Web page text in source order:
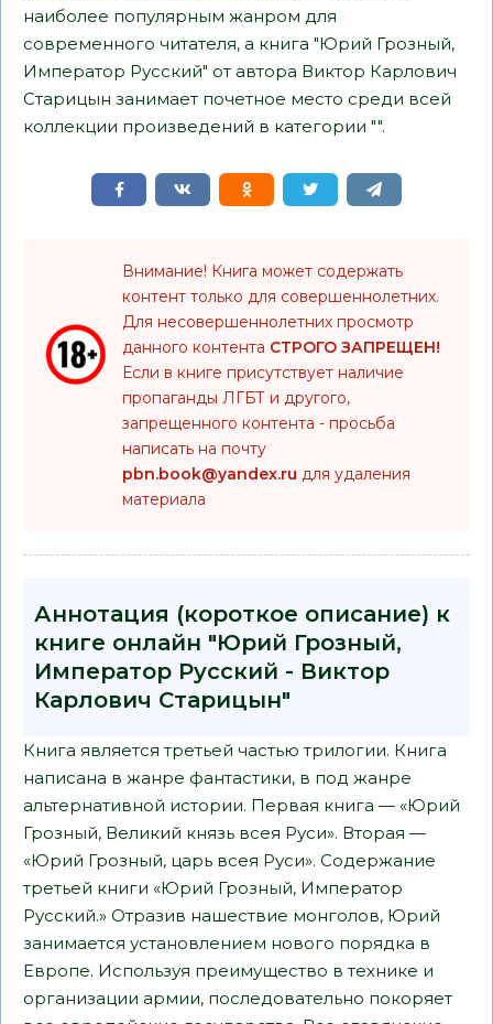
наиболее популярным жанром для
современного читателя, а книга "Юрий Грозный,
Император Русский" от автора Виктор Карлович
Старицын занимает почетное место среди всей
коллекции произведений в категории "".
Внимание! Книга может содержать
контент только для совершеннолетних.
Для несовершеннолетних просмотр
данного контента СТРОГО ЗАПРЕЩЕН!
Если в книге присутствует наличие
пропаганды ЛГБТ и другого,
запрещенного контента - просьба
написать на почту
pbn.book@yandex.ru для удаления
материала
Аннотация (короткое описание) к
книге онлайн "Юрий Грозный,
Император Русский - Виктор
Карлович Старицын"
Книга является третьей частью трилогии. Книга
написана в жанре фантастики, в под жанре
альтернативной истории. Первая книга — «Юрий
Грозный, Великий князь всея Руси». Вторая —
«Юрий Грозный, царь всея Руси». Содержание
третьей книги «Юрий Грозный, Император
Русский.» Отразив нашествие монголов, Юрий
занимается установлением нового порядка в
Европе. Используя преимущество в технике и
организации армии, последовательно покоряет